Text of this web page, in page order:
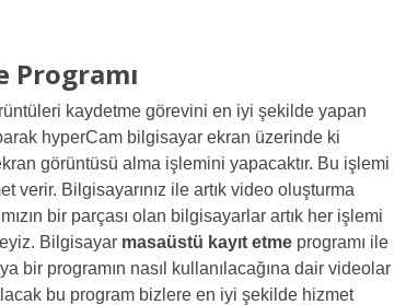
Programı
kaydetme görevini en iyi şekilde yapan
hyperCam bilgisayar ekran üzerinde ki
görüntüsü alma işlemini yapacaktır. Bu işlemi
verir. Bilgisayarınız ile artık video oluşturma
bir parçası olan bilgisayarlar artık her işlemi
Bilgisayar masaüstü kayıt etme programı ile
bir programın nasıl kullanılacağına dair videolar
bu program bizlere en iyi şekilde hizmet